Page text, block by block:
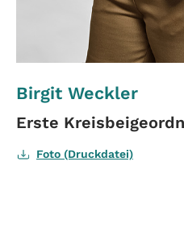
Birgit Weckler
Erste
Foto (Druckdatei)